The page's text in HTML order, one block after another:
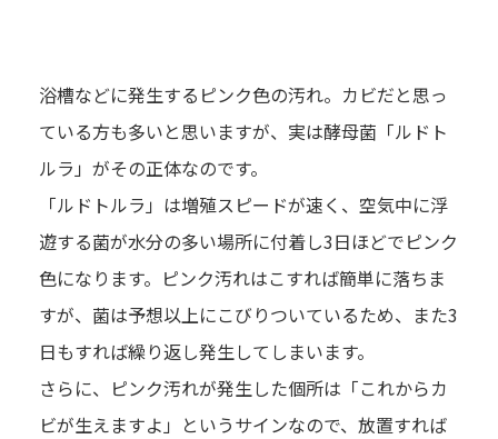
浴槽などに発生するピンク色の汚れ。カビだと思っ
ている方も多いと思いますが、実は酵母菌「ルドト
ルラ」がその正体なのです。
「ルドトルラ」は増殖スピードが速く、空気中に浮
遊する菌が水分の多い場所に付着し3日ほどでピンク
色になります。ピンク汚れはこすれば簡単に落ちま
すが、菌は予想以上にこびりついているため、また3
日もすれば繰り返し発生してしまいます。
さらに、ピンク汚れが発生した個所は「これからカ
ビが生えますよ」というサインなので、放置すれば